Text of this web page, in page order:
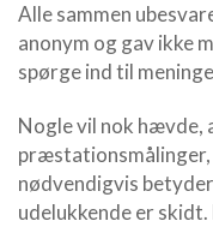
Alle sammen
anonym og gav ikke
spørge ind til
Nogle vil nok hævde,
præstationsmålinger,
nødvendigvis
udelukkende er